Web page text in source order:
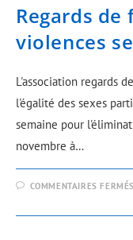
Regards de
violences
L'association regards
l'égalité des sexes
semaine pour
novembre à…
COMMENTAIRES FERMÉS